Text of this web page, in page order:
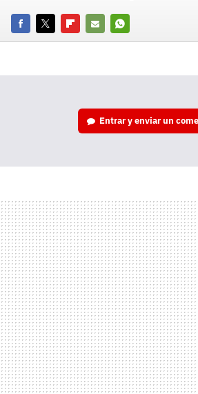
FacebookTwitterFlipboard
E-
Whatsapp
Entrar y enviar un